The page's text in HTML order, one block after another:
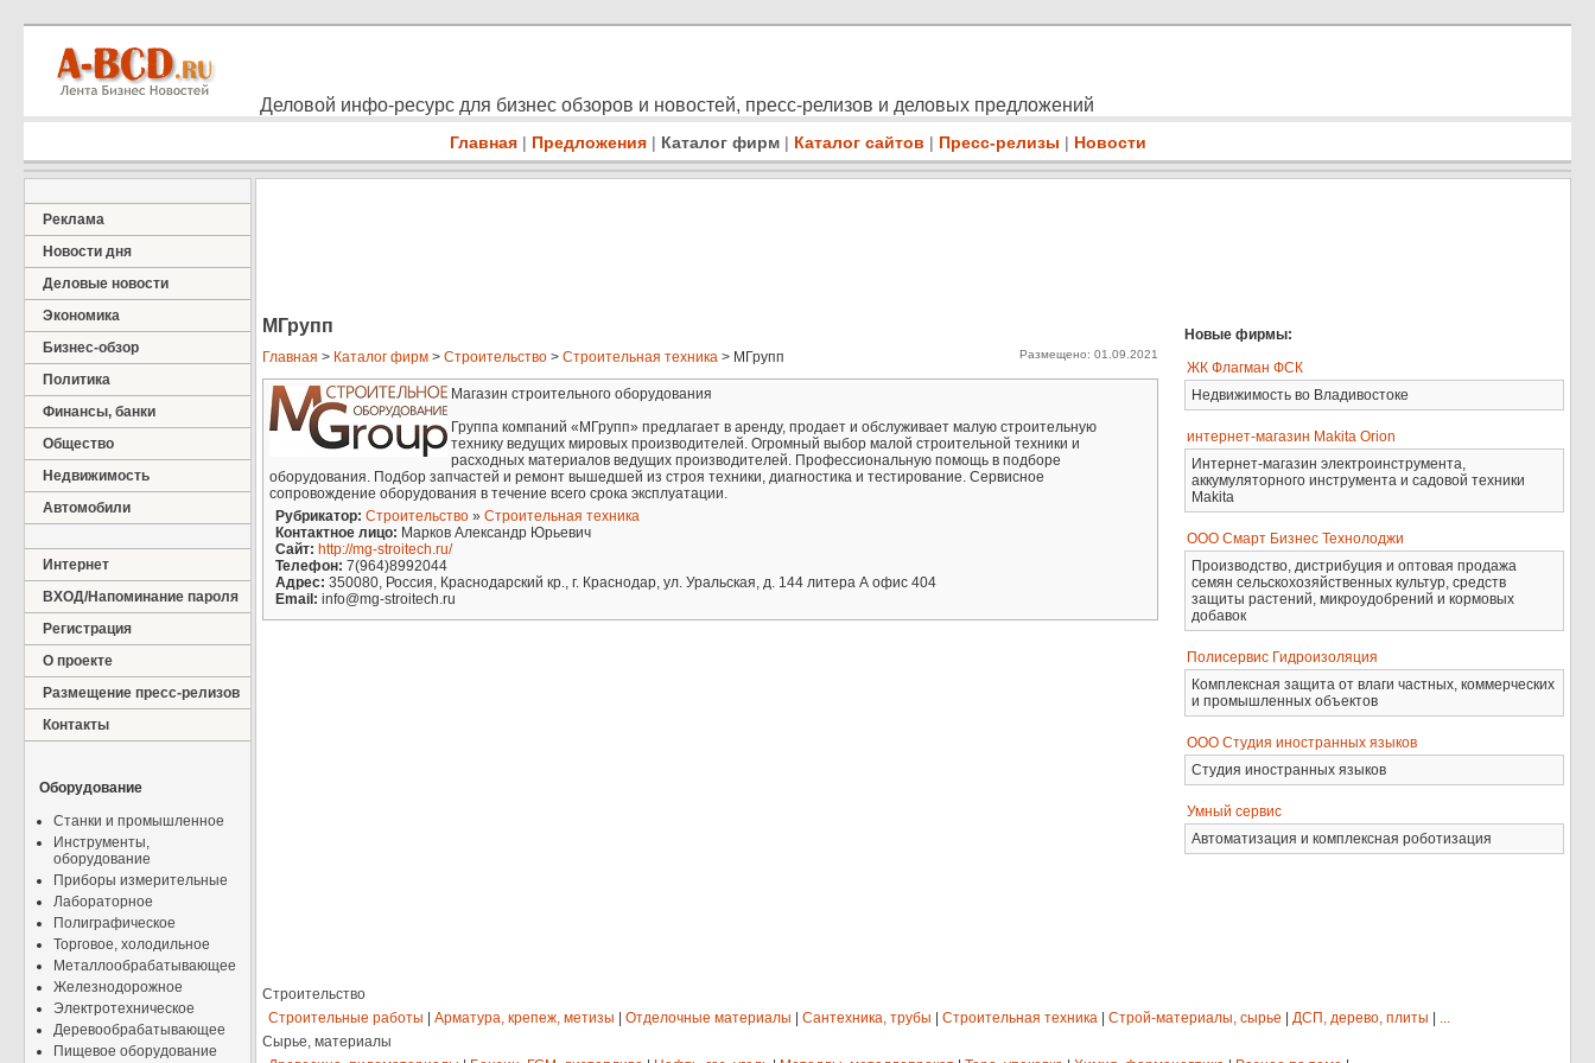
Деловой инфо-ресурс для бизнес обзоров и новостей, пресс-релизов и деловых предложений
Главная | Предложения | Каталог фирм | Каталог сайтов | Пресс-релизы | Новости
Реклама
Новости дня
Деловые новости
Экономика
Бизнес-обзор
Политика
Финансы, банки
Общество
Недвижимость
Автомобили
Интернет
ВХОД/Напоминание пароля
Регистрация
О проекте
Размещение пресс-релизов
Контакты
Оборудование
Станки и промышленное
Инструменты,
оборудование
Приборы измерительные
Лабораторное
Полиграфическое
Торговое, холодильное
Металлообрабатывающее
Железнодорожное
Электротехническое
Деревообрабатывающее
Пищевое оборудование
MГрупп
Главная > Каталог фирм > Строительство > Строительная техника > MГрупп Размещено: 01.09.2021
Магазин строительного оборудования
Группа компаний «МГрупп» предлагает в аренду, продает и обслуживает малую строительную
технику ведущих мировых производителей. Огромный выбор малой строительной техники и
расходных материалов ведущих производителей. Профессиональную помощь в подборе
оборудования. Подбор запчастей и ремонт вышедшей из строя техники, диагностика и тестирование. Сервисное
сопровождение оборудования в течение всего срока эксплуатации.
Рубрикатор: Строительство » Строительная техника
Контактное лицо: Марков Александр Юрьевич
Сайт: http://mg-stroitech.ru/
Телефон: 7(964)8992044
Адрес: 350080, Россия, Краснодарский кр., г. Краснодар, ул. Уральская, д. 144 литера А офис 404
Email: info@mg-stroitech.ru
Новые фирмы:
ЖК Флагман ФСК
Недвижимость во Владивостоке
интернет-магазин Makita Orion
Интернет-магазин электроинструмента,
аккумуляторного инструмента и садовой техники
Makita
ООО Смарт Бизнес Технолоджи
Производство, дистрибуция и оптовая продажа
семян сельскохозяйственных культур, средств
защиты растений, микроудобрений и кормовых
добавок
Полисервис Гидроизоляция
Комплексная защита от влаги частных, коммерческих
и промышленных объектов
ООО Студия иностранных языков
Студия иностранных языков
Умный сервис
Автоматизация и комплексная роботизация
Строительство
Строительные работы
Арматура, крепеж, метизы Отделочные материалы Сантехника, трубы Строительная техника Строй-материалы, сырье ДСП, дерево, плиты
...
Сырье, материалы